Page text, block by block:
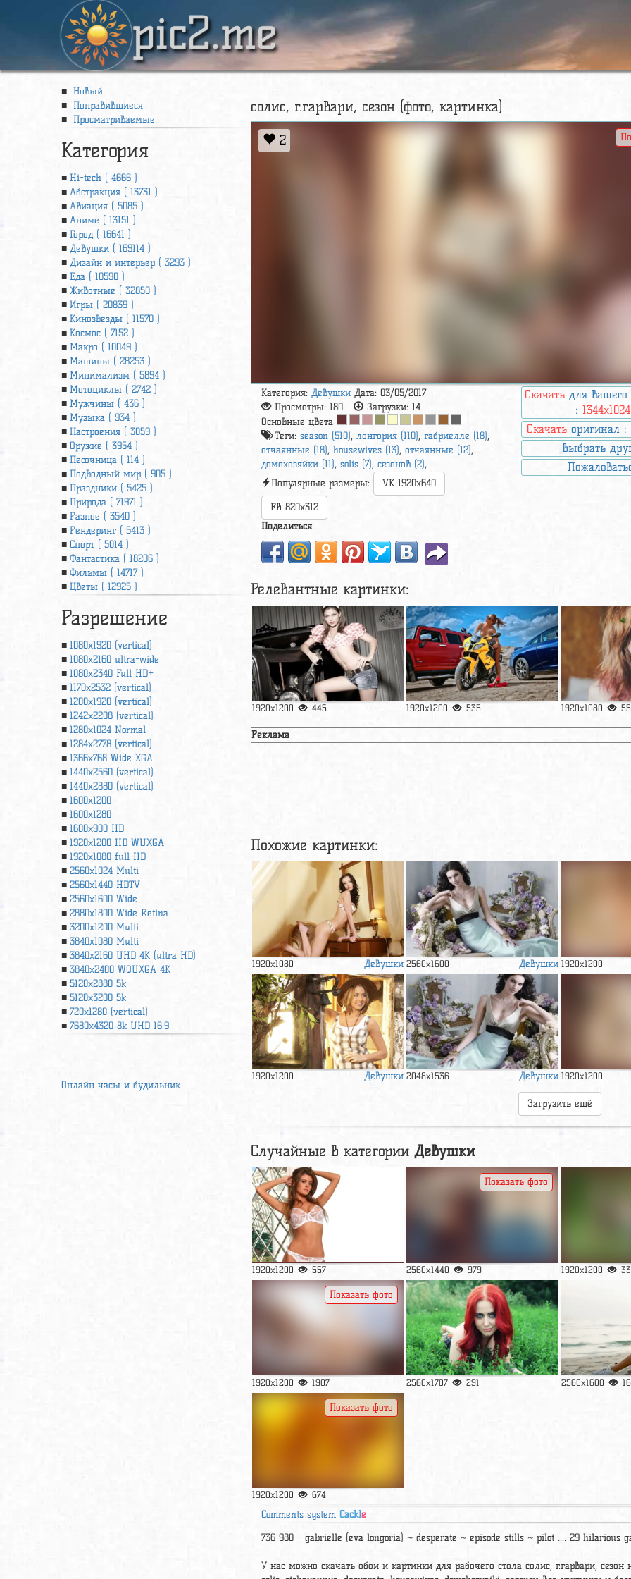
pic2.me
Новый
Понравившиеся
Просматриваемые
Категория
Hi-tech ( 4666 )
Абстракция ( 13731 )
Авиация ( 5085 )
Аниме ( 13151 )
Город ( 16641 )
Девушки ( 169114 )
Дизайн и интерьер ( 3293 )
Еда ( 10590 )
Животные ( 32850 )
Игры ( 20839 )
Кинозвезды ( 11570 )
Космос ( 7152 )
Макро ( 10049 )
Машины ( 28253 )
Минимализм ( 5894 )
Мотоциклы ( 2742 )
Мужчины ( 436 )
Музыка ( 934 )
Настроения ( 3059 )
Оружие ( 3954 )
Песочница ( 114 )
Подводный мир ( 905 )
Праздники ( 5425 )
Природа ( 71971 )
Разное ( 3540 )
Рендеринг ( 5413 )
Спорт ( 5014 )
Фантастика ( 18206 )
Фильмы ( 14717 )
Цветы ( 12925 )
Разрешение
1080x1920 (vertical)
1080x2160 ultra-wide
1080x2340 Full HD+
1170x2532 (vertical)
1200x1920 (vertical)
1242x2208 (vertical)
1280x1024 Normal
1284x2778 (vertical)
1366х768 Wide XGA
1440x2560 (vertical)
1440x2880 (vertical)
1600x1200
1600x1280
1600x900 HD
1920x1200 HD WUXGA
1920х1080 full HD
2560x1024 Multi
2560x1440 HDTV
2560x1600 Wide
2880x1800 Wide Retina
3200x1200 Multi
3840x1080 Multi
3840x2160 UHD 4К (ultra HD)
3840x2400 WQUXGA 4K
5120x2880 5k
5120x3200 5k
720x1280 (vertical)
7680x4320 8k UHD 16:9
Онлайн часы и будильник
солис, г.гарвари, сезон (фото, картинка)
2
Категория:Девушки Дата: 03/05/2017
Просмотры:180 Загрузки:14
Основные цвета
Теги:season (510),лонгория (110),габриелле (18),
отчаянные (18),housewives (13),отчаянные (12),
домохозяйки (11),solis (7),сезонов (2),
Популярные размеры:
VK 1920x640
FB 820x312
Скачать для
:1344x1024
Скачать оригинал :
Выбрать
Поделиться
Релевантные картинки:
1920x1200 445 1920x1200 535 1920x1080
Реклама
Похожие картинки:
1920x1080 Девушки 2560x1600 Девушки 1920x1200
1920x1200 Девушки 2048x1536 Девушки 1920x1200
Загрузить ещё
Случайные в категорииДевушки
1920x1200 557 2560x1440 979
Показать фото
1920x1200
1920x1200 1907
Показать фото
2560x1707 291 2560x1600
1920x1200 674
Показать фото
Comments systemCackle
736 980 - gabrielle (eva longoria) ~ desperate ~ episode stills ~ pilot .... 29 hilarious
У нас можно скачать обои и картинки для рабочего стола солис, г.гарвари,